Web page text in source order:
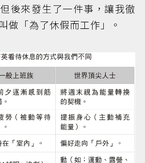
後來發生了一件事，讓我徹
做「為了休假而工作」。